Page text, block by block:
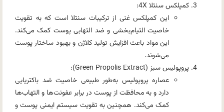
کمپلکس سنتلا 4X:
این کمپلکس غنی از ترکیبات سنتلا است که به تقویت
خاصیت التیام‌بخشی و ضد التهابی پوست کمک می‌کند.
این مواد باعث افزایش تولید کلاژن و بهبود ساختار پوست
می‌شوند.
پروپولیس سبز (Green Propolis Extract):
عصاره پروپولیس به‌طور طبیعی خاصیت ضد باکتریایی
دارد و به محافظت از پوست در برابر عفونت‌ها و التهاب‌ها
کمک می‌کند. همچنین به تقویت سیستم ایمنی پوست و